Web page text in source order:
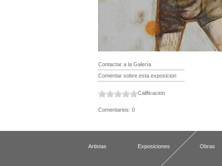
Contactar a la Galería
Comentar sobre esta exposicion
Calificacion
Comentarios: 0
Artistas Exposiciones Obras